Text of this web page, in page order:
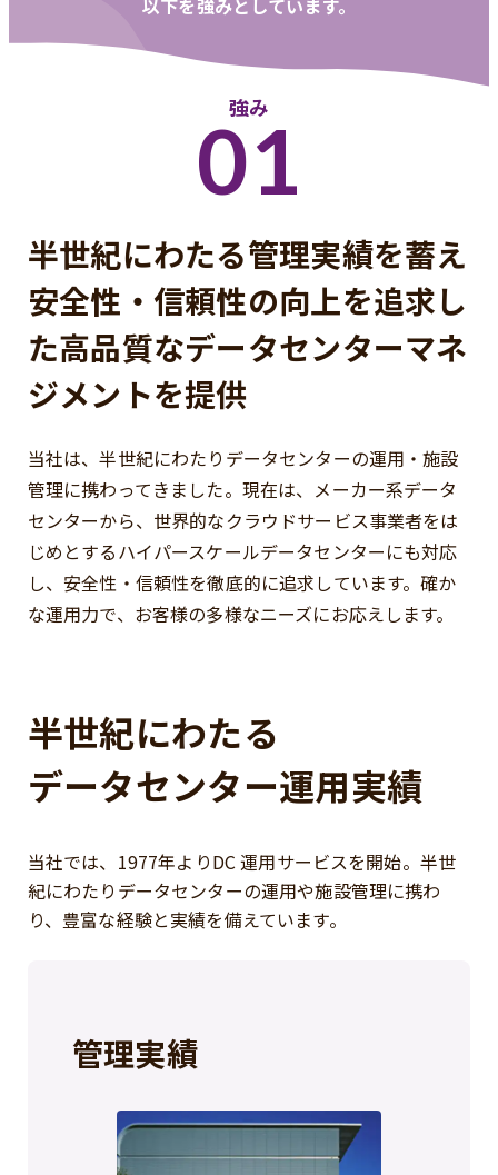
以下を強みとしています。
強み
01
半世紀にわたる管理実績を蓄え
安全性・信頼性の向上を追求し
た高品質なデータセンターマネ
ジメントを提供
当社は、半世紀にわたりデータセンターの運用・施設
管理に携わってきました。 現在は、メーカー系データ
センターから、世界的なクラウドサービス事業者をは
じめとするハイパースケールデータセンターにも対応
し、安全性・信頼性を徹底的に追求しています。確か
な運用力で、お客様の多様なニーズにお応えします。
半世紀にわたる
データセンター運用実績
当社では、1977年よりDC 運用サービスを開始。半世
紀にわたりデータセンターの運用や施設管理に携わ
り、豊富な経験と実績を備えています。
管理実績